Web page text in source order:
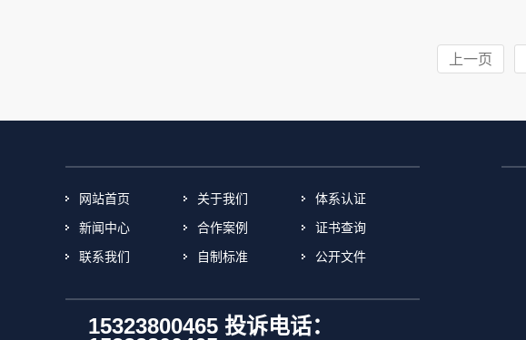
上一页
网站首页 关于我们
体系认证
新闻中心
合作案例
证书查询
联系我们
自制标准 公开文件
15323800465 投诉电话：